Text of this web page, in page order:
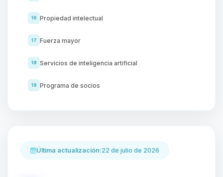
16 Propiedad intelectual
17 Fuerza mayor
18 Servicios de inteligencia artificial
19 Programa de socios
Última actualización:22 de julio de 2026